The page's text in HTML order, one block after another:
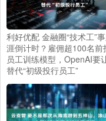
利好优配 金融圈“技术工”
涯倒计时？雇佣超100名前
员工训练模型，OpenAI要
替代“初级投行员工”